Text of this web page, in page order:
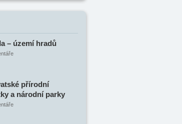
– území hradů
přírodní
a národní parky